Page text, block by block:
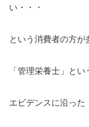
い・・・
という消費者の方が
「管理栄養士」と
エビデンスに沿った